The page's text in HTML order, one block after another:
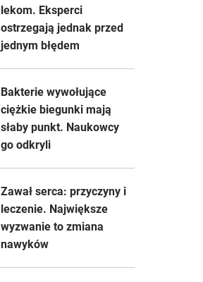
lekom. Eksperci
ostrzegają jednak przed
jednym błędem
Bakterie wywołujące
ciężkie biegunki mają
słaby punkt. Naukowcy
go odkryli
Zawał serca: przyczyny i
leczenie. Największe
wyzwanie to zmiana
nawyków